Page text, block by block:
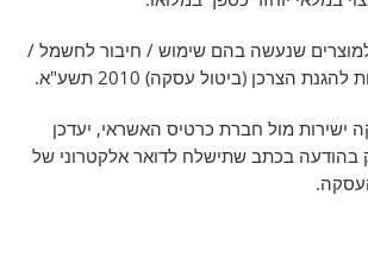
למוצרים שנעשה בהם שימוש / חיבור לחשמל /
הצרכן (ביטול עסקה) 2010 תשע"א.
ישירות מול חברת כרטיס האשראי, יעדכן
בכתב שתישלח לדואר אלקטרוני של